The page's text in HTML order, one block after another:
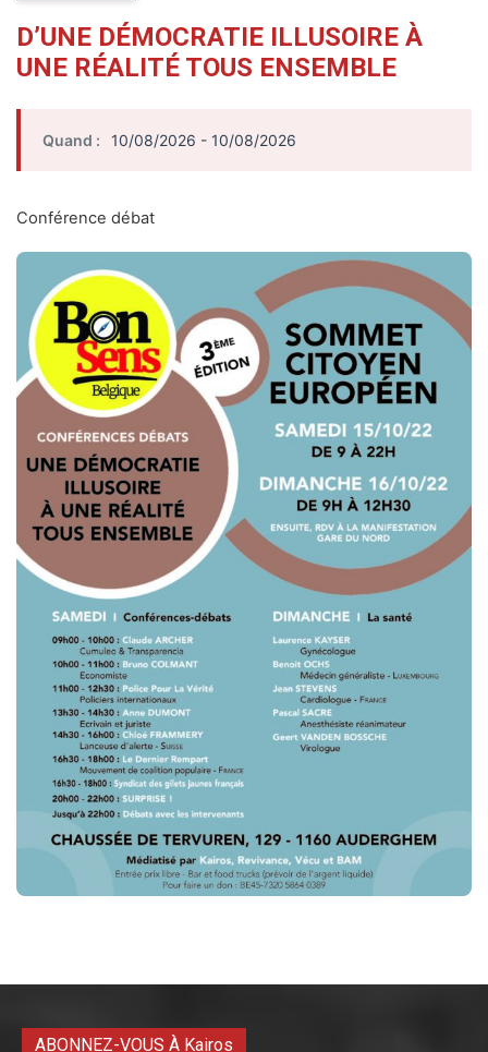
D’UNE DÉMOCRATIE ILLUSOIRE À
UNE RÉALITÉ TOUS ENSEMBLE
Quand : 10/08/2026 - 10/08/2026
Conférence débat
ABONNEZ-VOUS À Kairos